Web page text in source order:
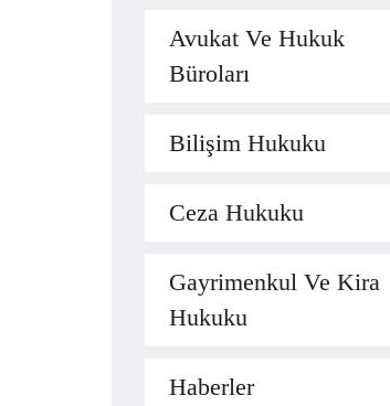
Avukat Ve Hukuk
Büroları
Bilişim Hukuku
Ceza Hukuku
Gayrimenkul Ve Kira
Hukuku
Haberler